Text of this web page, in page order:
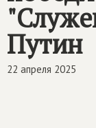
Путин
22 апреля 2025